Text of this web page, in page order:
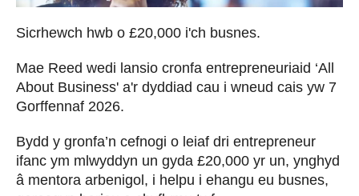
Sicrhewch hwb o £20,000 i'ch busnes.
Mae Reed wedi lansio cronfa entrepreneuriaid ‘All
About Business' a'r dyddiad cau i wneud cais yw 7
Gorffennaf 2026.
Bydd y gronfa’n cefnogi o leiaf dri entrepreneur
ifanc ym mlwyddyn un gyda £20,000 yr un, ynghyd
â mentora arbenigol, i helpu i ehangu eu busnes,